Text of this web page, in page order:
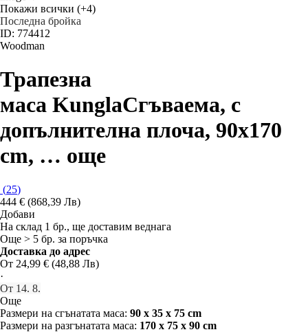
Покажи всички (+4)
Последна бройка
ID: 774412
Woodman
Трапезна
маса KunglaСгъваема, с
допълнителна плоча, 90x170
cm, … още
(25)
444 € (868,39 Лв)
Добави
На склад 1 бр., ще доставим веднага
Още > 5 бр. за поръчка
Доставка до адрес
От 24,99 € (48,88 Лв)
·
От 14. 8.
Още
Размери на сгънатата маса: 90 x 35 x 75 cm
Размери на разгънатата маса: 170 x 75 x 90 cm